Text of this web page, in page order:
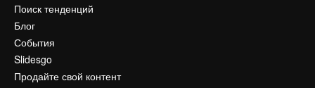
Поиск тенденций
Блог
События
Slidesgo
Продайте свой контент